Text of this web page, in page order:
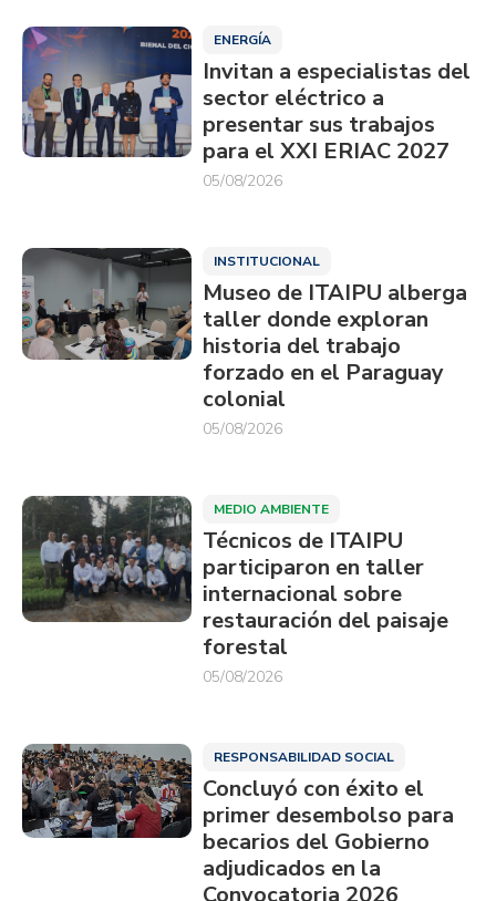
ENERGÍA
Invitan a especialistas del
sector eléctrico a
presentar sus trabajos
para el XXI ERIAC 2027
05/08/2026
INSTITUCIONAL
Museo de ITAIPU alberga
taller donde exploran
historia del trabajo
forzado en el Paraguay
colonial
05/08/2026
MEDIO AMBIENTE
Técnicos de ITAIPU
participaron en taller
internacional sobre
restauración del paisaje
forestal
05/08/2026
RESPONSABILIDAD SOCIAL
Concluyó con éxito el
primer desembolso para
becarios del Gobierno
adjudicados en la
Convocatoria 2026